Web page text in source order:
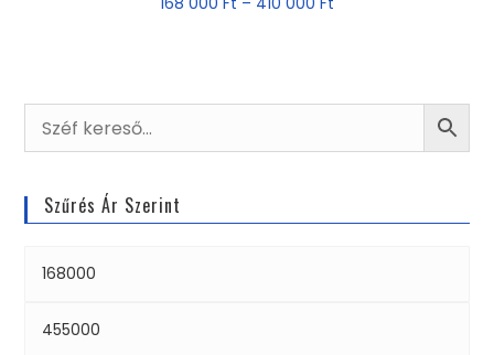
Szűrés Ár Szerint